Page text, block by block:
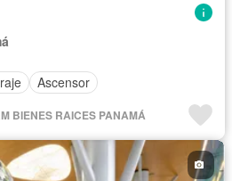
Ascensor
BIENES RAICES PANAMÁ